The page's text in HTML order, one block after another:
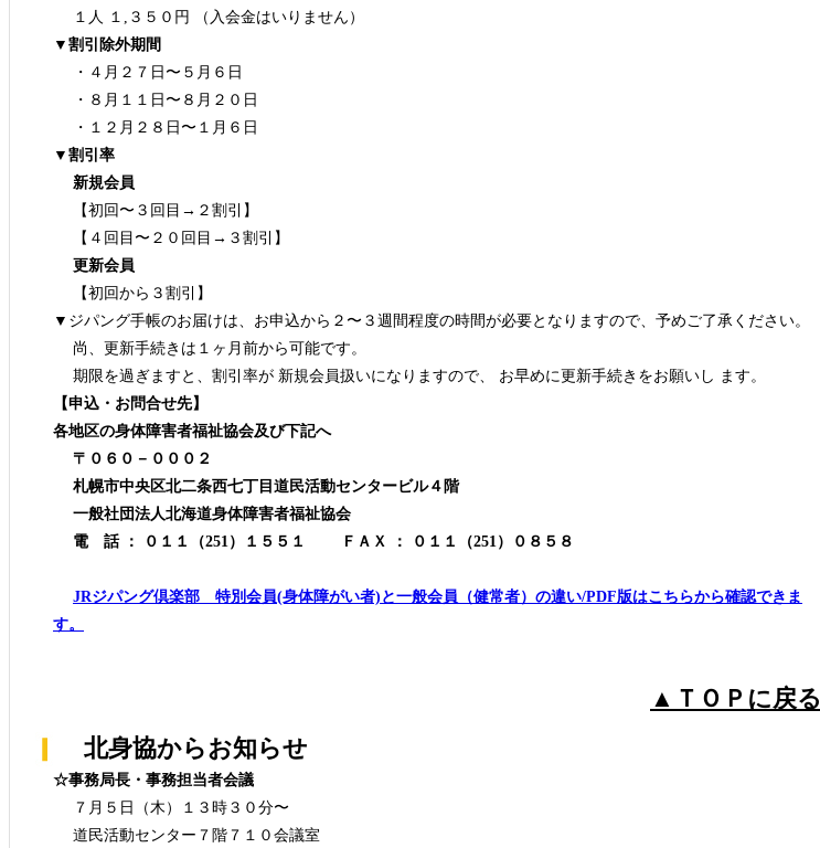
１人 １,３５０円 （入会金はいりません）
▼割引除外期間
・４月２７日〜５月６日
・８月１１日〜８月２０日
・１２月２８日〜１月６日
▼割引率
新規会員
【初回〜３回目→２割引】
【４回目〜２０回目→３割引】
更新会員
【初回から３割引】
▼ジパング手帳のお届けは、お申込から２〜３週間程度の時間が必要となりますので、予めご了承ください。
尚、更新手続きは１ヶ月前から可能です。
期限を過ぎますと、割引率が 新規会員扱いになりますので、 お早めに更新手続きをお願いし ます。
【申込・お問合せ先】
各地区の身体障害者福祉協会及び下記へ
〒０６０－０００２
札幌市中央区北二条西七丁目道民活動センタービル４階
一般社団法人北海道身体障害者福祉協会
電 話 ： ０１１（251）１５５１ ＦＡＸ ： ０１１（251）０８５８
JRジパング倶楽部 特別会員(身体障がい者)と一般会員（健常者）の違い/PDF版はこちらから確認できま
す。
▲ＴＯＰに戻る
北身協からお知らせ
☆事務局長・事務担当者会議
７月５日（木）１３時３０分〜
道民活動センター７階７１０会議室